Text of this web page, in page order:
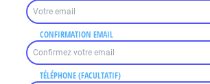
CONFIRMATION EMAIL
TÉLÉPHONE (FACULTATIF)